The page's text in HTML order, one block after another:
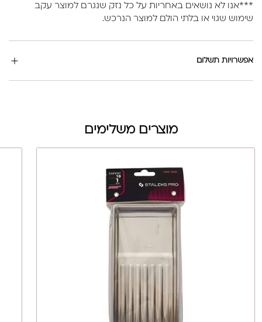
***אנו לא נושאים באחריות על כל נזק שנגרם למוצר עקב
שימוש שגוי או בלתי הולם למוצר הנרכש.
אפשרויות תשלום
מוצרים משלימים